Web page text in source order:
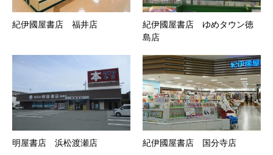
紀伊國屋書店 福井店
紀伊國屋書店 ゆめタウン徳
島店
明屋書店 浜松渡瀬店 紀伊國屋書店 国分寺店